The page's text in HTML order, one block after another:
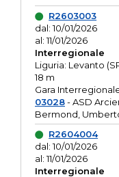
R2603003
dal: 10/01/2026
al: 11/01/2026
Interregionale
Liguria: Levanto
18 m
Gara
03028- ASD
Bermond,
R2604004
dal: 10/01/2026
al: 11/01/2026
Interregionale